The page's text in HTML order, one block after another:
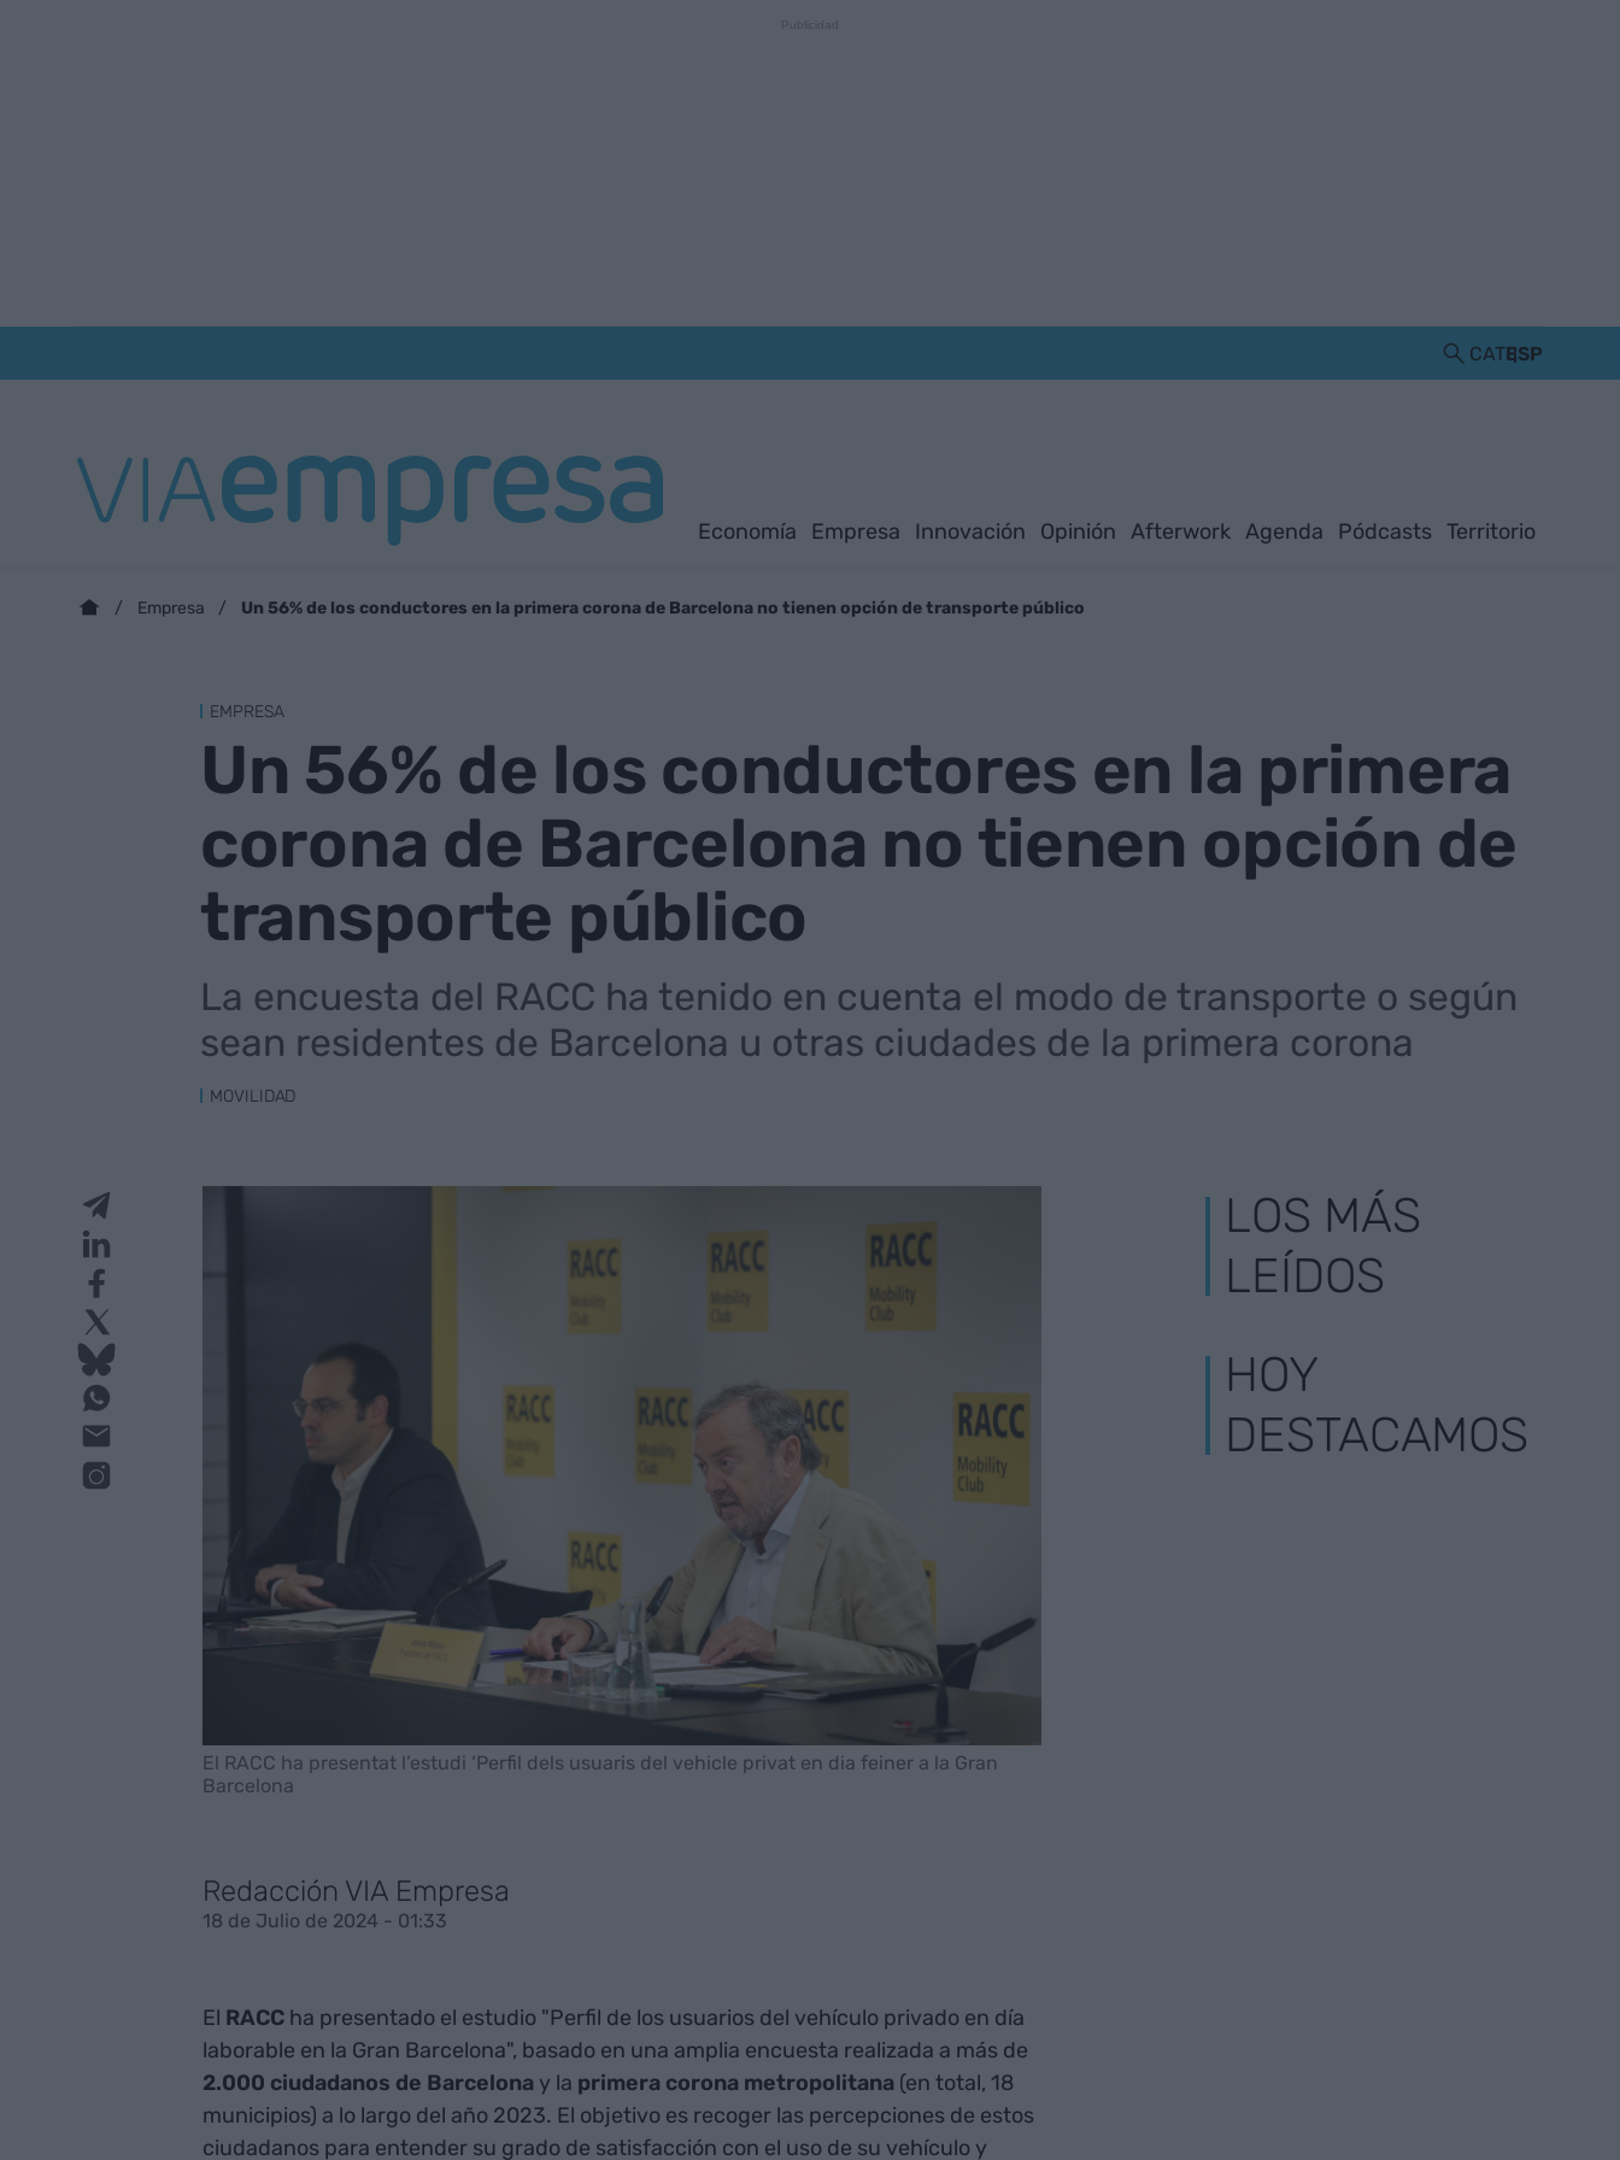
CATESP
Economía Empresa Innovación Opinión Afterwork Agenda Pódcasts Territorio
Empresa Un 56% de los conductores en la primera corona de Barcelona no tienen opción de transporte público
EMPRESA
Un 56% de los conductores en la primera
corona de Barcelona no tienen opción de
transporte público
La encuesta del RACC ha tenido en cuenta el modo de transporte o según
sean residentes de Barcelona u otras ciudades de la primera corona
MOVILIDAD
El RACC ha presentat l’estudi ‘Perfil dels usuaris del vehicle privat en dia feiner a la Gran
Barcelona
Redacción VIA Empresa
18 de Julio de 2024 - 01:33
El RACC ha presentado el estudio "Perfil de los usuarios del vehículo privado en día
laborable en la Gran Barcelona", basado en una amplia encuesta realizada a más de
2.000 ciudadanos de Barcelona y la primera corona metropolitana(en total, 18
municipios) a lo largo del año 2023. El objetivo es recoger las percepciones de estos
ciudadanos para entender su grado de satisfacción con el uso de su vehículo y
LOS MÁS
LEÍDOS
HOY
DESTACAMOS